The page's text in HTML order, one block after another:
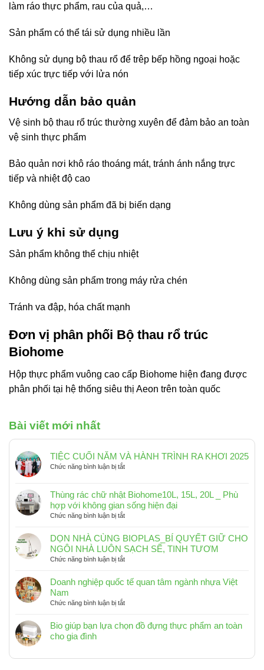
làm ráo thực phẩm, rau của quả,…
Sản phẩm có thể tái sử dụng nhiều lần
Không sử dụng bộ thau rổ để trêp bếp hồng ngoại hoặc
tiếp xúc trực tiếp với lửa nón
Hướng dẫn bảo quản
Vệ sinh bộ thau rổ trúc thường xuyên để đảm bảo an toàn
vệ sinh thực phẩm
Bảo quản nơi khô ráo thoáng mát, tránh ánh nắng trực
tiếp và nhiệt độ cao
Không dùng sản phẩm đã bị biến dạng
Lưu ý khi sử dụng
Sản phẩm không thể chịu nhiệt
Không dùng sản phẩm trong máy rửa chén
Tránh va đập, hóa chất mạnh
Đơn vị phân phối Bộ thau rổ trúc
Biohome
Hộp thực phẩm vuông cao cấp Biohome hiện đang được
phân phối tại hệ thống siêu thị Aeon trên toàn quốc
Bài viết mới nhất
TIỆC CUỐI NĂM VÀ HÀNH TRÌNH RA KHƠI 2025
Chức năng bình luận bị tắtở
NĂM
VÀ
HÀNH
RA
KHƠI
Thùng rác chữ nhật Biohome10L, 15L, 20L _ Phù
hợp với không gian sống hiện đại
Chức năng bình luận bị tắtở
rác
chữ
nhật
20L
Phù
với
DỌN NHÀ CÙNG BIOPLAS_BÍ QUYẾT GIỮ CHO
NGÔI NHÀ LUÔN SẠCH SẼ, TINH TƯƠM
Chức năng bình luận bị tắtở
NHÀ
CÙNG
CHO
LUÔN
Doanh nghiệp quốc tế quan tâm ngành nhựa Việt
Nam
Chức năng bình luận bị tắtở
nghiệp
quốc
Bio giúp bạn lựa chọn đồ đựng thực phẩm an toàn
cho gia đình
có